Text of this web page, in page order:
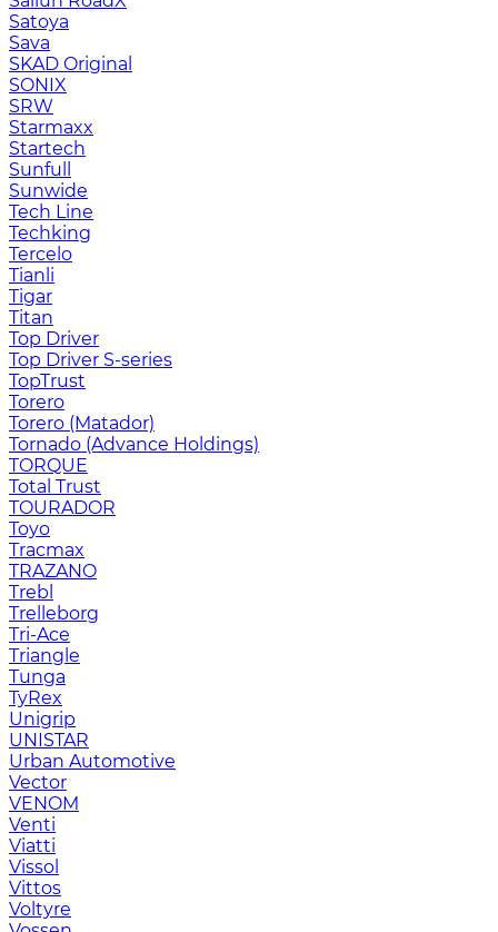
Satoya
Sava
SKAD Original
SONIX
SRW
Starmaxx
Startech
Sunfull
Sunwide
Tech Line
Techking
Tercelo
Tianli
Tigar
Titan
Top Driver
Top Driver S-series
TopTrust
Torero
Torero (Matador)
Tornado (Advance Holdings)
TORQUE
Total Trust
TOURADOR
Toyo
Tracmax
TRAZANO
Trebl
Trelleborg
Tri-Ace
Triangle
Tunga
TyRex
Unigrip
UNISTAR
Urban Automotive
Vector
VENOM
Venti
Viatti
Vissol
Vittos
Voltyre